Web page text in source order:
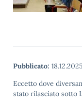
Pubblicato: 18.12.2025
Eccetto dove
stato rilasciato sotto